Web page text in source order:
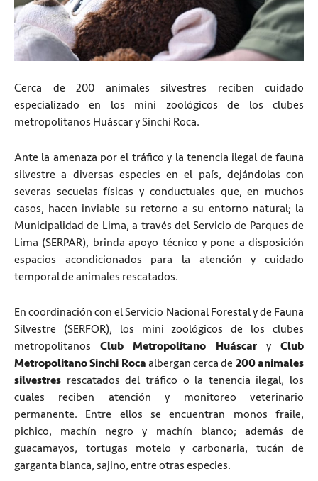
Cerca de 200 animales silvestres reciben cuidado
especializado en los mini zoológicos de los clubes
metropolitanos Huáscar y Sinchi Roca.
Ante la amenaza por el tráfico y la tenencia ilegal de fauna
silvestre a diversas especies en el país, dejándolas con
severas secuelas físicas y conductuales que, en muchos
casos, hacen inviable su retorno a su entorno natural; la
Municipalidad de Lima, a través del Servicio de Parques de
Lima (SERPAR), brinda apoyo técnico y pone a disposición
espacios acondicionados para la atención y cuidado
temporal de animales rescatados.
En coordinación con el Servicio Nacional Forestal y de Fauna
Silvestre (SERFOR), los mini zoológicos de los clubes
metropolitanosClub Metropolitano Huáscar yClub
Metropolitano Sinchi Roca albergan cerca de 200 animales
silvestres rescatados del tráfico o la tenencia ilegal, los
cuales reciben atención y monitoreo veterinario
permanente. Entre ellos se encuentran monos fraile,
pichico, machín negro y machín blanco; además de
guacamayos, tortugas motelo y carbonaria, tucán de
garganta blanca, sajino, entre otras especies.